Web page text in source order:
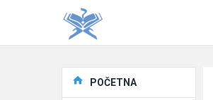
Explore
POČETNA